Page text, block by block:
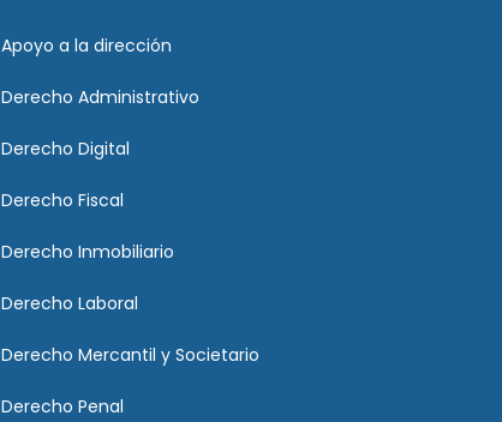
Apoyo a la dirección
Derecho Administrativo
Derecho Digital
Derecho Fiscal
Derecho Inmobiliario
Derecho Laboral
Derecho Mercantil y Societario
Derecho Penal